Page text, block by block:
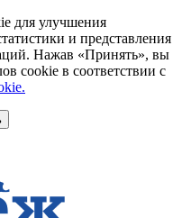
для улучшения
и представления
Нажав «Принять», вы
cookie в соответствии с